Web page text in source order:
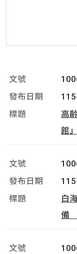
高
館
白
備